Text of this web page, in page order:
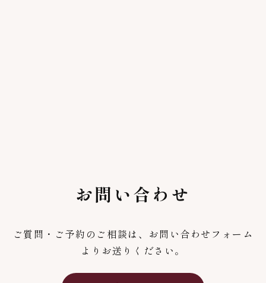
お問い合わせ
ご質問・ご予約のご相談は、お問い合わせフォーム
よりお送りください。